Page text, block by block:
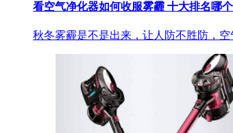
看空气净化器如何收服雾霾 十大排名哪
秋冬雾霾是不是出来，让人防不胜防，